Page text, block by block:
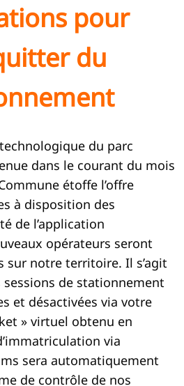
pour
du
du parc
dans le courant du mois
étoffe l’offre
à disposition des
de l’application
opérateurs seront
sur notre territoire. Il s’agit
sessions de stationnement
et désactivées via votre
» virtuel obtenu en
via
sera automatiquement
de contrôle de nos